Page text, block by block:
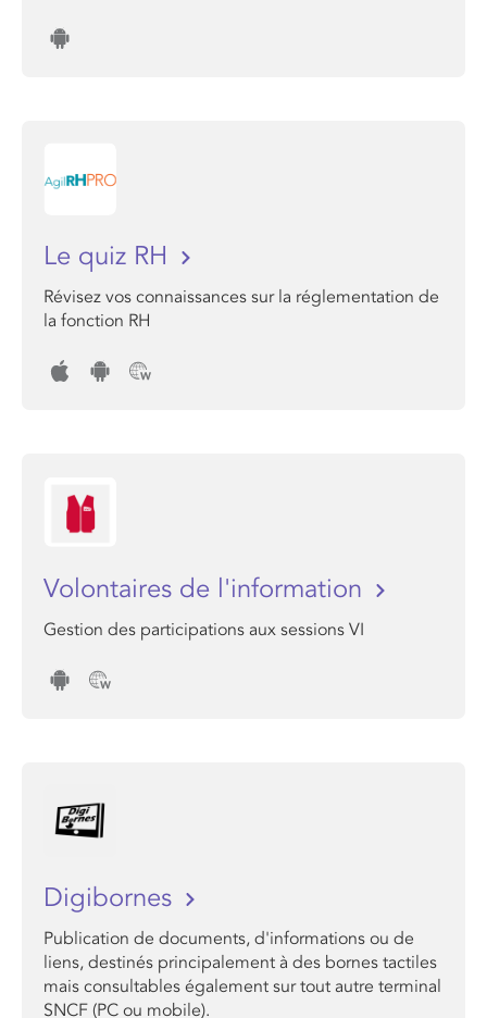
Le quiz RH
Révisez vos connaissances sur la réglementation de
la fonction RH
Volontaires de l'information
Gestion des participations aux sessions VI
Digibornes
Publication de documents, d'informations ou de
liens, destinés principalement à des bornes tactiles
mais consultables également sur tout autre terminal
SNCF (PC ou mobile).